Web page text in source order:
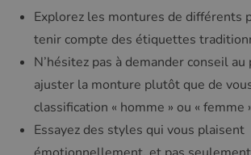
Explorez les montures de différents
tenir compte des étiquettes
N’hésitez pas à demander conseil
ajuster la monture plutôt que de
classification « homme » ou « femme
Essayez des styles qui vous plaisent